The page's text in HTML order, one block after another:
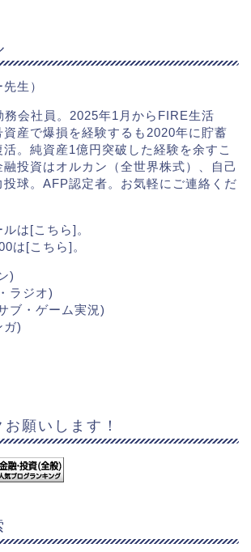
生）
務会社員。2025年1月からFIRE生活
産で爆損を経験するも2020年に貯蓄
。純資産1億円突破した経験を余すこ
投資はオルカン（全世界株式）、自己
球。AFP認定者。お気軽にご連絡くだ
ルは[こちら]。
は[こちら]。
)
ラジオ)
ブ・ゲーム実況)
ガ)
願いします！